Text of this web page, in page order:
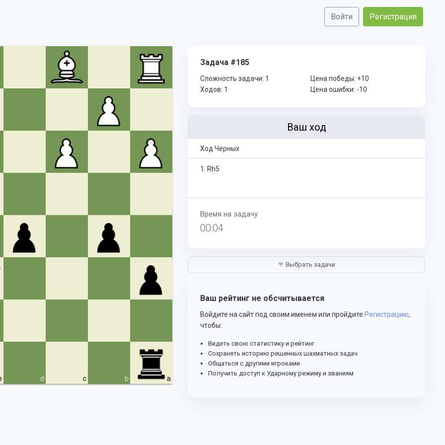
Войти Регистрация
d c b a
Задача #185
Сложность задачи: 1 Цена победы: +10
Ходов: 1 Цена ошибки: -10
Ваш ход
Ход Черных
1. Rh5
Время на задачу
00:04
filter_list Выбрать задачи
Ваш рейтинг не обсчитывается
Войдите на сайт под своим именем или пройдите Регистрацию,
чтобы:
Видеть свою статистику и рейтинг
Сохранять историю решенных шахматных задач
Общаться с другими игроками
Получить доступ к Ударному режиму и званиям